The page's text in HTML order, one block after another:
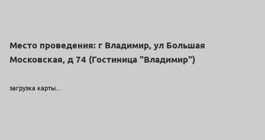
Место проведения: г Владимир, ул Большая
Московская, д 74 (Гостиница "Владимир")
загрузка карты...